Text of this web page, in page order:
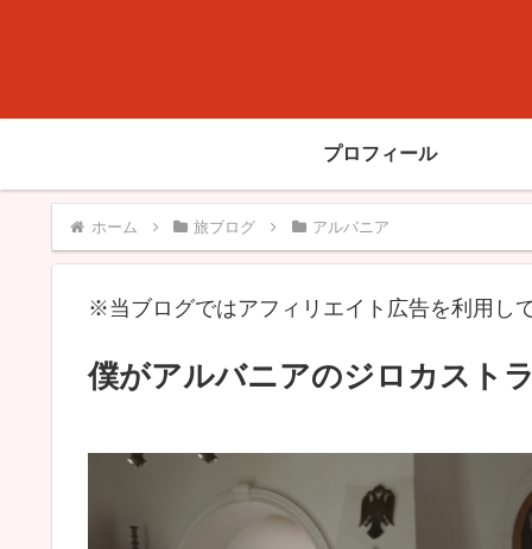
プロフィール
ホーム 旅ブログ アルバニア
※当ブログではアフィリエイト広告を利用し
僕がアルバニアのジロカスト